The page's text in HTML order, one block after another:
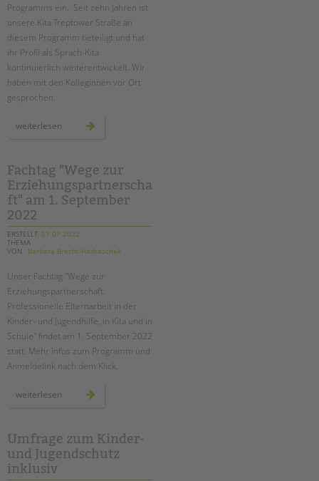
Programms ein. Seit zehn Jahren ist
unsere Kita Treptower Straße an
diesem Programm beteiligt und hat
ihr Profil als Sprach-Kita
kontinuierlich weiterentwickelt. Wir
haben mit den Kolleginnen vor Ort
gesprochen.
weiterlesen sprach-
ort
in
der
kita
treptower
straße
Fachtag "Wege zur
Erziehungspartnerscha
ft" am 1. September
2022
ERSTELLT 01.07.2022
THEMA
VON
Barbara Brecht-Hadraschek
Unser Fachtag "Wege zur
Erziehungspartnerschaft:
Professionelle Elternarbeit in der
Kinder- und Jugendhilfe, in Kita und in
Schule" findet am 1. September 2022
statt. Mehr Infos zum Programm und
Anmeldelink nach dem Klick.
weiterlesen fachtag
1.
september
2022
Umfrage zum Kinder-
und Jugendschutz
inklusiv